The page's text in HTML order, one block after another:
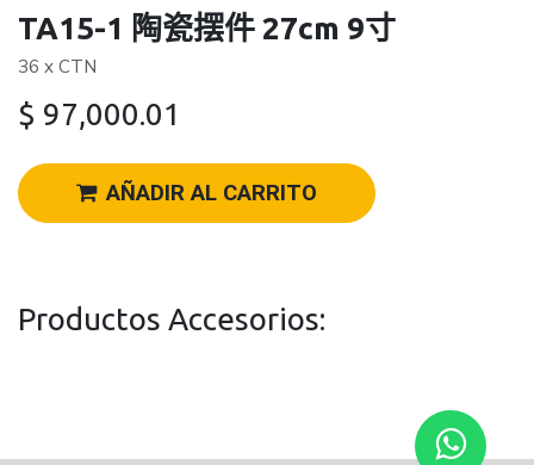
TA15-1 陶瓷摆件 27cm 9寸
36 x CTN
$ 97,000.01
AÑADIR AL CARRITO
Productos Accesorios: